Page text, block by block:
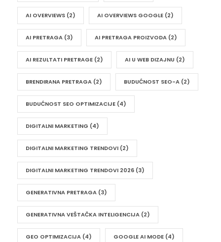
AI OVERVIEWS (2) AI OVERVIEWS GOOGLE (2)
AI PRETRAGA (3) AI PRETRAGA PROIZVODA (2)
AI REZULTATI PRETRAGE (2) AI U WEB DIZAJNU (2)
BRENDIRANA PRETRAGA (2) BUDUĆNOST SEO-A (2)
BUDUĆNOST SEO OPTIMIZACIJE (4)
DIGITALNI MARKETING (4)
DIGITALNI MARKETING TRENDOVI (2)
DIGITALNI MARKETING TRENDOVI 2026 (3)
GENERATIVNA PRETRAGA (3)
GENERATIVNA VEŠTAČKA INTELIGENCIJA (2)
GEO OPTIMIZACIJA (4) GOOGLE AI MODE (4)